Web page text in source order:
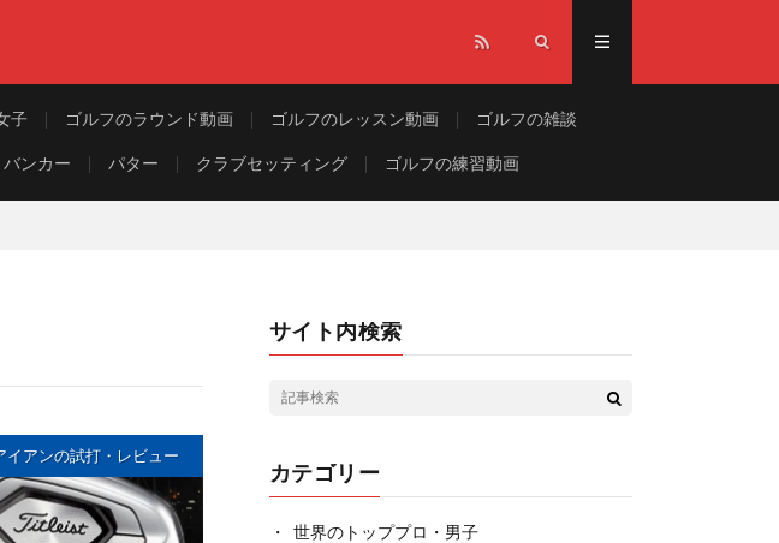
子 ゴルフのラウンド動画 ゴルフのレッスン動画 ゴルフの雑談
バンカー パター クラブセッティング ゴルフの練習動画
イアンの試打・レビュー
サイト内検索
カテゴリー
世界のトッププロ・男子